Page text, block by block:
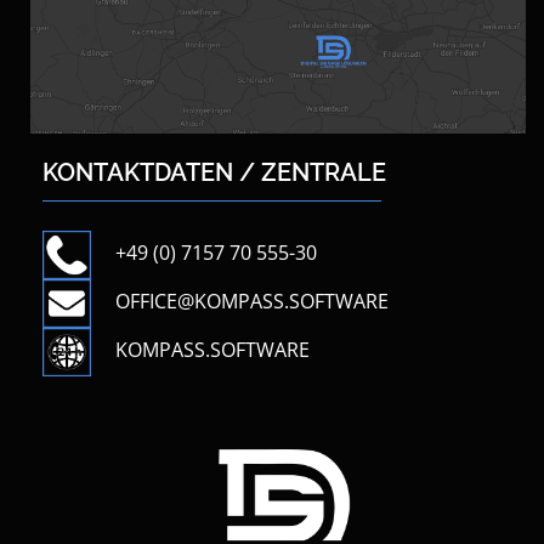
KONTAKTDATEN / ZENTRALE
+49 (0) 7157 70 555-30
OFFICE@KOMPASS.SOFTWARE
KOMPASS.SOFTWARE